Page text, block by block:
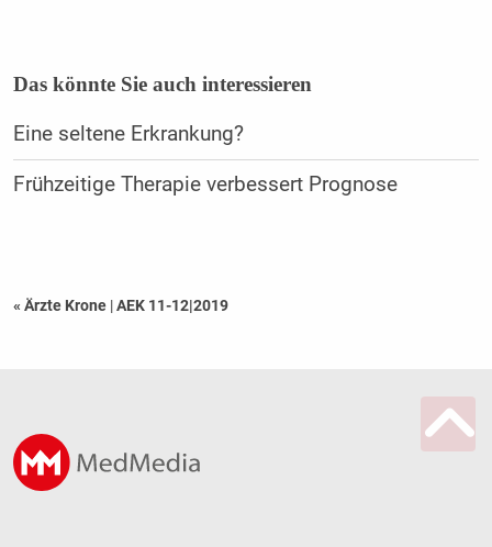
Das könnte Sie auch interessieren
Eine seltene Erkrankung?
Frühzeitige Therapie verbessert Prognose
« Ärzte Krone |AEK 11-12|2019